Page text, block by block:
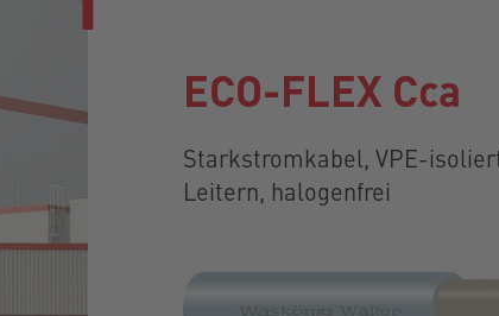
ECO-FLEX Cca
Starkstromkabel, VPE-
Leitern, halogenfrei